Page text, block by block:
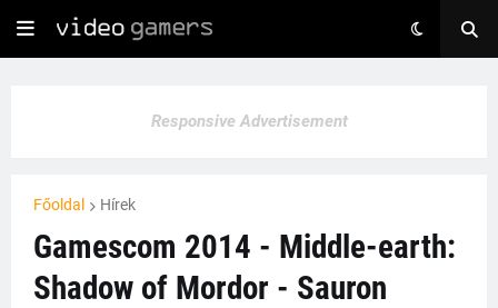
Responsive Advertisement
Főoldal Hírek
Gamescom 2014 - Middle-earth:
Shadow of Mordor - Sauron